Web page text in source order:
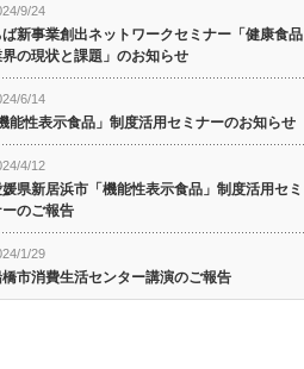
9/24
ば新事業創出ネットワークセミナー「健康食品
の現状と課題」のお知らせ
6/14
能性表示食品」制度活用セミナーのお知らせ
4/12
県新居浜市「機能性表示食品」制度活用セミ
のご報告
1/29
市消費生活センター講演のご報告